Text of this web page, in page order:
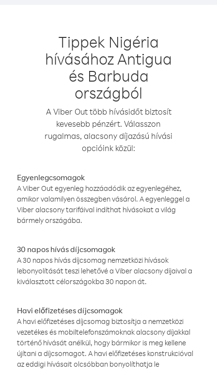
Tippek Nigéria
hívásához Antigua
és Barbuda
országból
A Viber Out több hívásidőt biztosít
kevesebb pénzért. Válasszon
rugalmas, alacsony díjazású hívási
opcióink közül:
Egyenlegcsomagok
A Viber Out egyenleg hozzáadódik az egyenlegéhez,
amikor valamilyen összegben vásárol. A egyenleggel a
Viber alacsony tarifáival indíthat hívásokat a világ
bármely országába.
30 napos hívás díjcsomagok
A 30 napos hívás díjcsomag nemzetközi hívások
lebonyolítását teszi lehetővé a Viber alacsony díjaival a
kiválasztott célországokba 30 napon át.
Havi előfizetéses díjcsomagok
A havi előfizetéses díjcsomag biztosítja a nemzetközi
vezetékes és mobiltelefonszámoknak alacsony díjakkal
történő hívását anélkül, hogy bármikor is meg kellene
újítani a díjcsomagot. A havi előfizetéses konstrukcióval
az eddigi hívásait olcsóbban bonyolíthatja le